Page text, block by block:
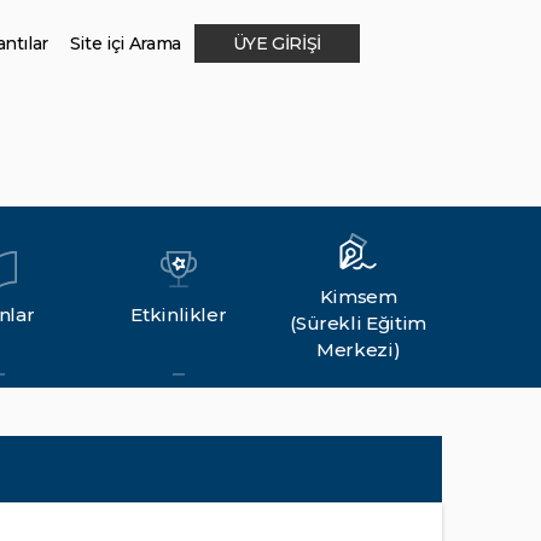
Site içi Arama ÜYE GİRİŞİ
Etkinlikler
Kimsem
(Sürekli Eğitim
Merkezi)